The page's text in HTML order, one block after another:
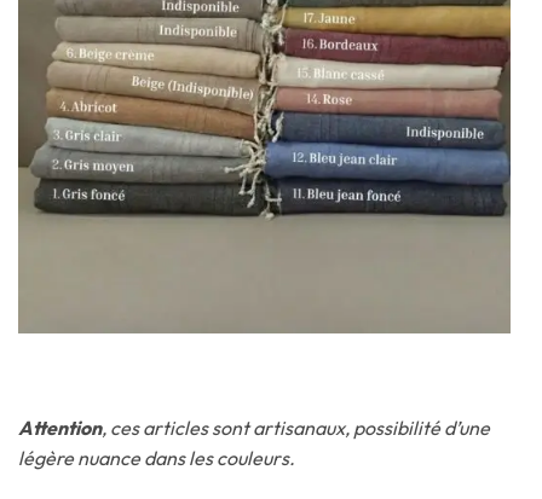
Attention, ces articles sont artisanaux, possibilité d’une
légère nuance dans les couleurs.